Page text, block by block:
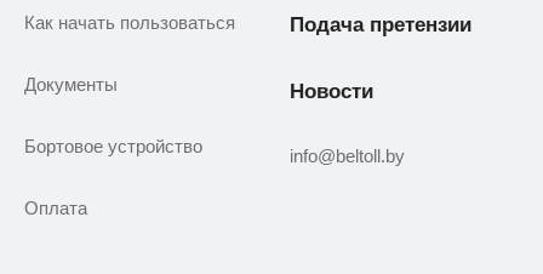
Как начать пользоваться
Документы
Бортовое устройство
Оплата
Подача претензии
Новости
info@beltoll.by